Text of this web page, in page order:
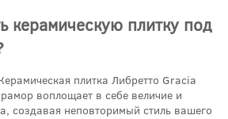
керамическую плитку под
плитка Либретто Gracia
воплощает в себе величие и
создавая неповторимый стиль вашего